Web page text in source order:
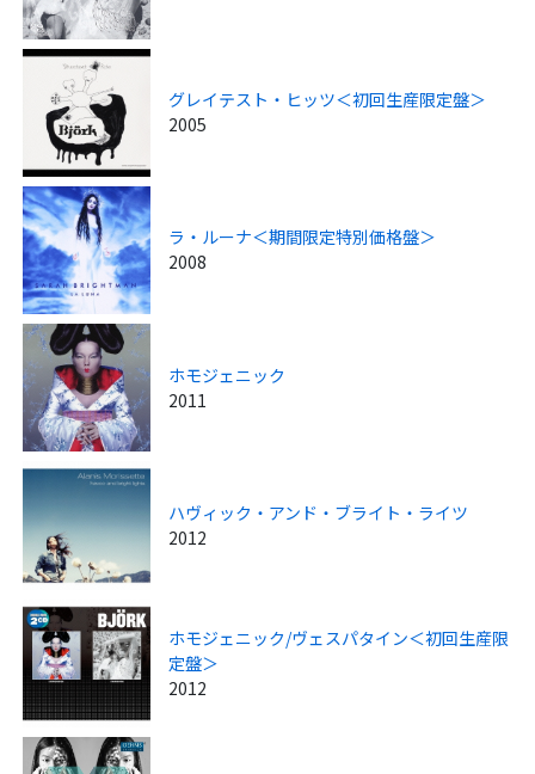
グレイテスト・ヒッツ＜初回生産限定盤＞
2005
ラ・ルーナ＜期間限定特別価格盤＞
2008
ホモジェニック
2011
ハヴィック・アンド・ブライト・ライツ
2012
ホモジェニック/ヴェスパタイン＜初回生産限
定盤＞
2012